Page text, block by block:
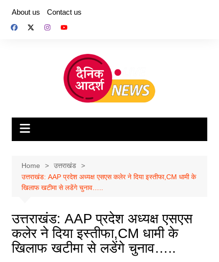
content
About us Contact us
Home
उत्तराखंड
उत्तराखंड: AAP प्रदेश अध्यक्ष एसएस कलेर ने दिया इस्तीफा,CM धामी के
खिलाफ खटीमा से लडेंगे चुनाव…..
उत्तराखंड: AAP प्रदेश अध्यक्ष एसएस
कलेर ने दिया इस्तीफा,CM धामी के
खिलाफ खटीमा से लडेंगे चुनाव…..